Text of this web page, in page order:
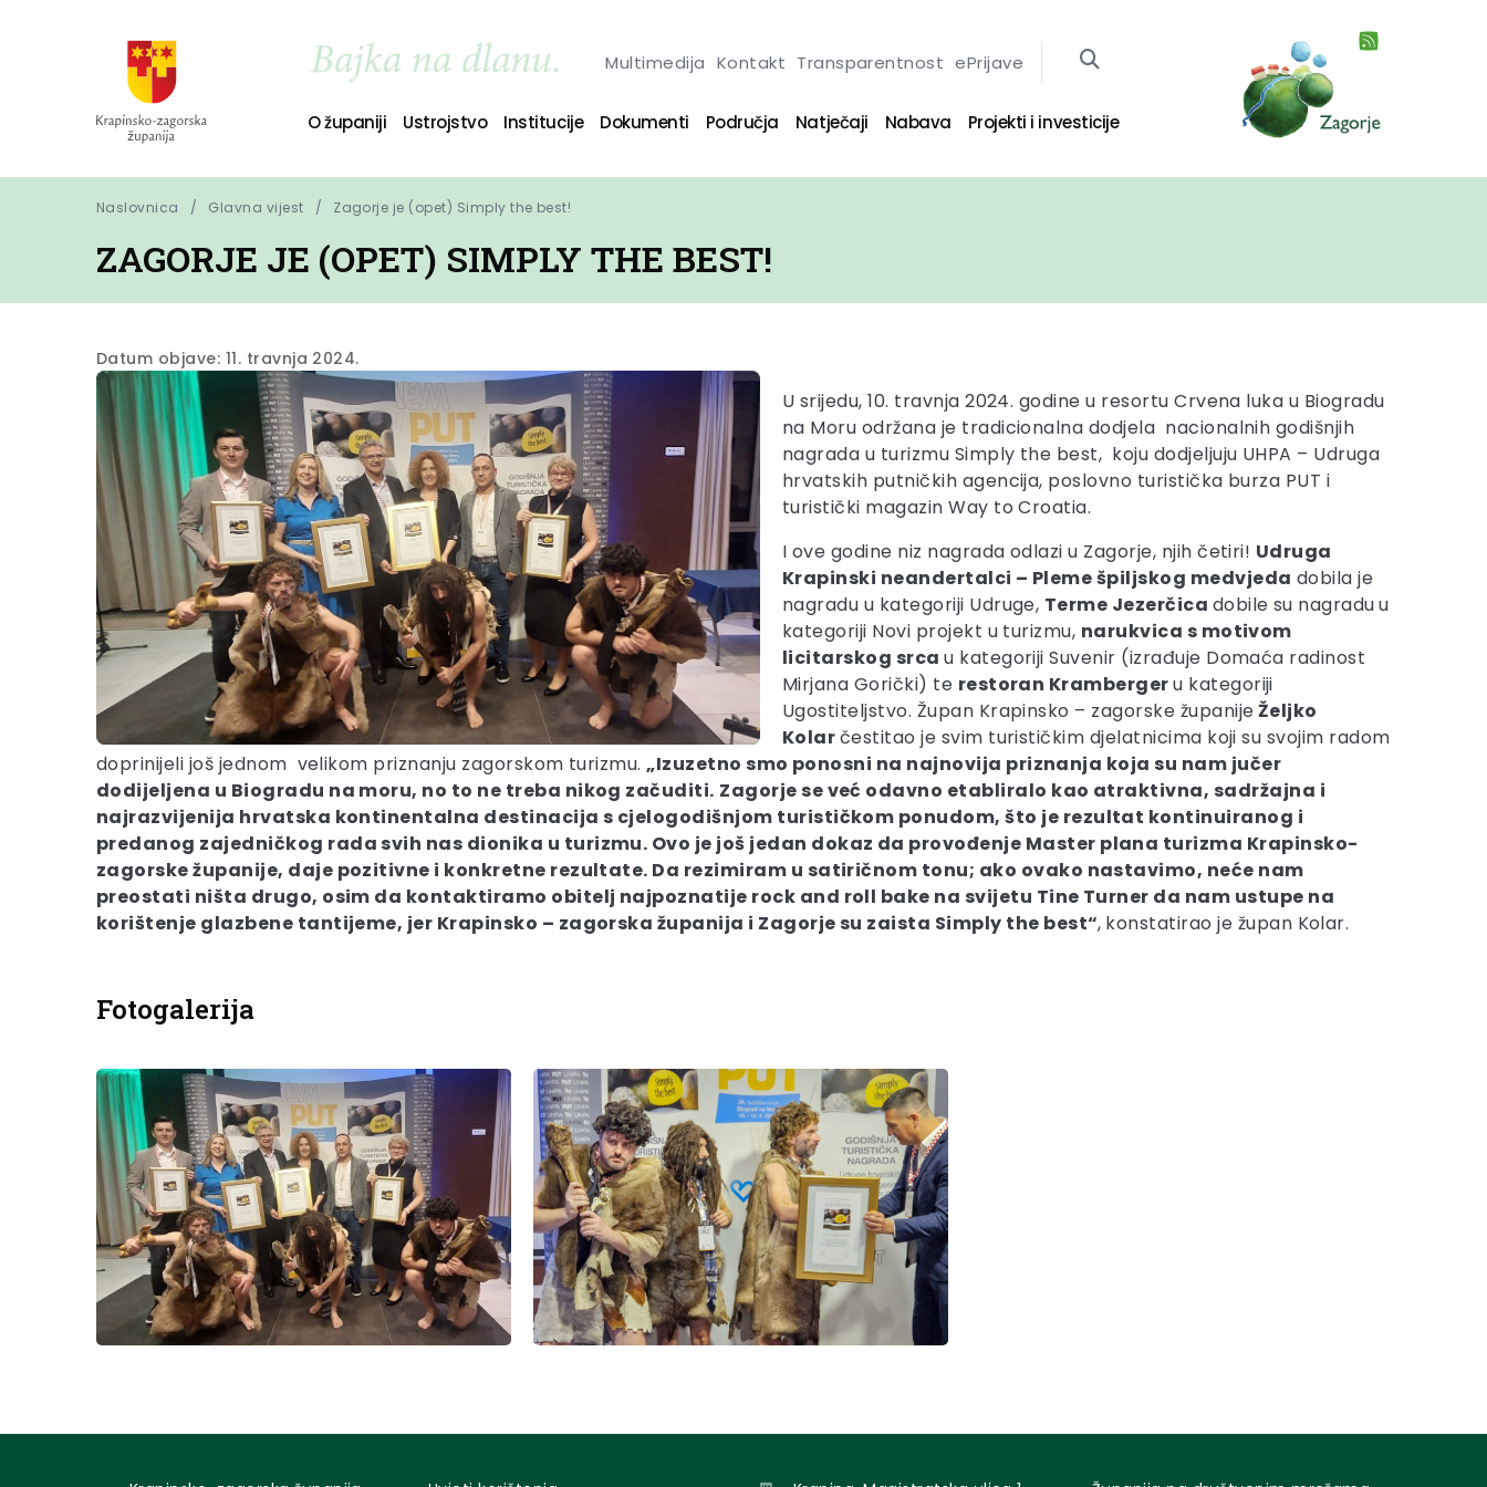
Multimedija Kontakt Transparentnost ePrijave
O županiji Ustrojstvo Institucije Dokumenti Područja Natječaji Nabava Projekti i investicije
Naslovnica Glavna vijest Zagorje je (opet) Simply the best!
ZAGORJE JE (OPET) SIMPLY THE BEST!
Datum objave: 11. travnja 2024.
U srijedu, 10. travnja 2024. godine u resortu Crvena luka u Biogradu
na Moru održana je tradicionalna dodjela nacionalnih godišnjih
nagrada u turizmu Simply the best, koju dodjeljuju UHPA – Udruga
hrvatskih putničkih agencija, poslovno turistička burza PUT i
turistički magazin Way to Croatia.
I ove godine niz nagrada odlazi u Zagorje, njih četiri! Udruga
Krapinski neandertalci – Pleme špiljskog medvjeda dobila je
nagradu u kategoriji Udruge, Terme Jezerčica dobile su nagraduu
kategoriji Novi projekt u turizmu, narukvica s motivom
licitarskog srcau kategoriji Suvenir (izrađuje Domaća radinost
Mirjana Gorički) te restoran Krambergeru kategoriji
Ugostiteljstvo. Župan Krapinsko – zagorske županijeŽeljko
Kolarčestitao je svim turističkim djelatnicima koji su svojim radom
doprinijeli još jednom velikom priznanju zagorskom turizmu.„Izuzetno smo ponosni na najnovija priznanja koja su nam jučer
dodijeljena u Biogradu na moru, no to ne treba nikog začuditi. Zagorje se već odavno etabliralo kao atraktivna, sadržajna i
najrazvijenija hrvatska kontinentalna destinacija s cjelogodišnjom turističkom ponudom, što je rezultat kontinuiranog i
predanog zajedničkog rada svih nas dionika u turizmu. Ovo je još jedan dokaz da provođenje Master plana turizma Krapinsko-
zagorske županije, daje pozitivne i konkretne rezultate. Da rezimiram u satiričnom tonu; ako ovako nastavimo, neće nam
preostati ništa drugo, osim da kontaktiramo obitelj najpoznatije rock and roll bake na svijetu Tine Turner da nam ustupe na
korištenje glazbene tantijeme, jer Krapinsko – zagorska županija i Zagorje su zaista Simply the best“, konstatirao je župan Kolar.
Fotogalerija